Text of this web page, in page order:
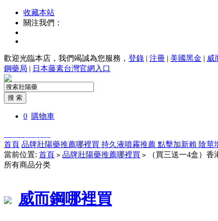
收藏本站
關注我們：
歡迎光臨本店，我們竭誠為您服務， 登錄 | 注冊 | 美國黑金 | 威
鋼藥局 | 日本藤素台灣官網入口
0 購物車
首頁 品牌壯陽藥推薦哪裡買 持久液噴霧推薦 點擊加新賴 陰莖
當前位置: 首頁 > 品牌壯陽藥推薦哪裡買 > （買三送一4盒）
所有商品分类
威而鋼哪裡買